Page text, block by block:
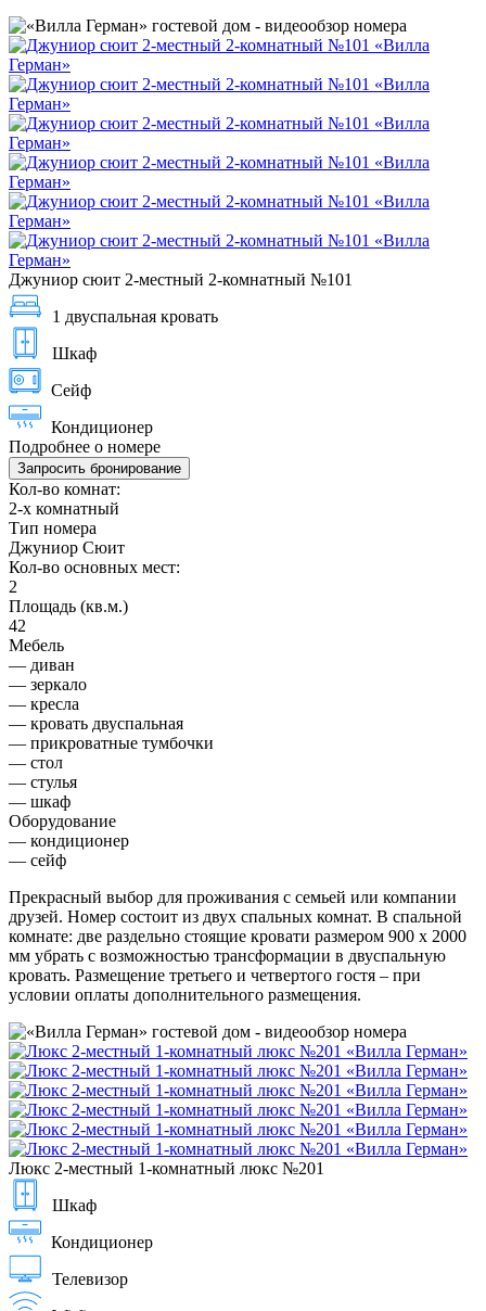
Джуниор сюит 2-местный 2-комнатный №101
1 двуспальная кровать
Шкаф
Сейф
Кондиционер
Подробнее о номере
Запросить бронирование
Кол-во комнат:
2-х комнатный
Тип номера
Джуниор Сюит
Кол-во основных мест:
2
Площадь (кв.м.)
42
Мебель
— диван
— зеркало
— кресла
— кровать двуспальная
— прикроватные тумбочки
— стол
— стулья
— шкаф
Оборудование
— кондиционер
— сейф
Прекрасный выбор для проживания с семьей или компании
друзей. Номер состоит из двух спальных комнат. В спальной
комнате: две раздельно стоящие кровати размером 900 х 2000
мм убрать с возможностью трансформации в двуспальную
кровать. Размещение третьего и четвертого гостя – при
условии оплаты дополнительного размещения.
Люкс 2-местный 1-комнатный люкс №201
Шкаф
Кондиционер
Телевизор